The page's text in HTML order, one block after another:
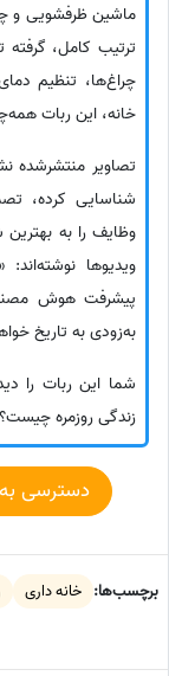
ماشین ظرفشویی و
ترتیب کامل،
چراغ‌ها، تنظیم
خانه، این ربات
تصاویر منتشرشده
شناسایی کرده،
وظایف را به
ویدیوها
پیشرفت هوش
به‌زودی به تاریخ
شما این ربات را
زندگی روزمره چیست؟
دسترسی
برچسب‌ها: خانه داری